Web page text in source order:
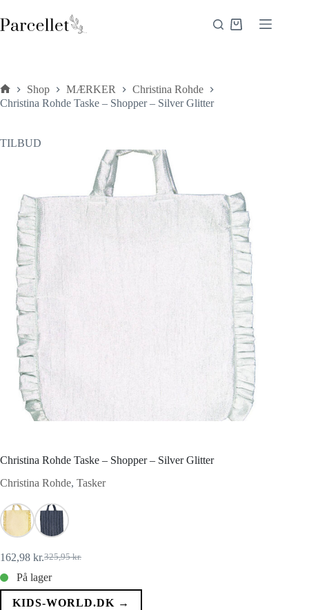
til
indhold
Indkøbskurv
Forside
Shop MÆRKER
Christina Rohde
Christina Rohde Taske – Shopper – Silver Glitter
TILBUD
Christina Rohde Taske – Shopper – Silver Glitter
Christina Rohde, Tasker
325,95kr.
Den
oprindelige
pris
var:
162,98 kr.Den
aktuelle
pris
er:
På lager
KIDS-WORLD.DK →